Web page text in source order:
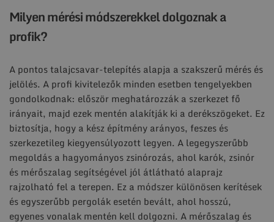
Milyen mérési módszerekkel dolgoznak a
profik?
A pontos talajcsavar-telepítés alapja a szakszerű mérés és
jelölés. A profi kivitelezők minden esetben tengelyekben
gondolkodnak: először meghatározzák a szerkezet fő
irányait, majd ezek mentén alakítják ki a derékszögeket. Ez
biztosítja, hogy a kész építmény arányos, feszes és
szerkezetileg kiegyensúlyozott legyen. A legegyszerűbb
megoldás a hagyományos zsinórozás, ahol karók, zsinór
és mérőszalag segítségével jól átlátható alaprajz
rajzolható fel a terepen. Ez a módszer különösen kerítések
és egyszerűbb pergolák esetén bevált, ahol hosszú,
egyenes vonalak mentén kell dolgozni. A mérőszalag és